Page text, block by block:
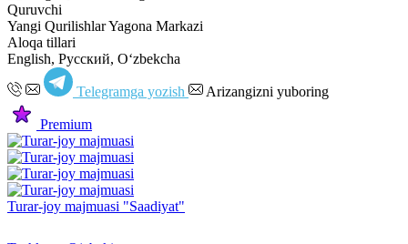
Quruvchi
Yangi Qurilishlar Yagona Markazi
Aloqa tillari
English, Русский, Oʻzbekcha
Telegramga yozish Arizangizni yuboring
Premium
Turar-joy majmuasi "Saadiyat"